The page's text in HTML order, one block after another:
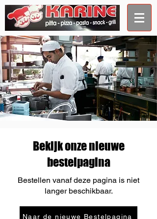
Bekijk onze nieuwe
bestelpagina
Bestellen vanaf deze pagina is niet
langer beschikbaar.
Naar de nieuwe Bestelpagina